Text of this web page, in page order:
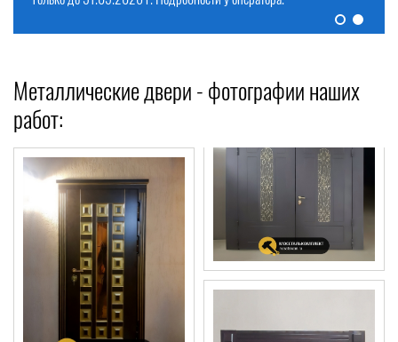
Металлические двери - фотографии наших
работ: